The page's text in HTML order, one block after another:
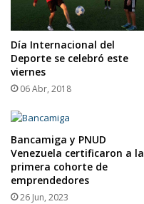
Día Internacional del
Deporte se celebró este
viernes
06 Abr, 2018
Bancamiga y PNUD
Venezuela certificaron a la
primera cohorte de
emprendedores
26 Jun, 2023